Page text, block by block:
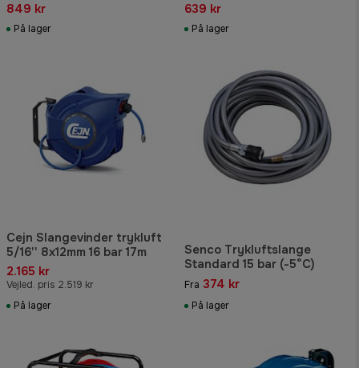
849 kr
På lager
639 kr
På lager
Cejn Slangevinder trykluft
5/16'' 8x12mm 16 bar 17m
2.165 kr
Vejled. pris 2.519 kr
På lager
Senco Trykluftslange
Standard 15 bar (-5°C)
Fra 374 kr
På lager